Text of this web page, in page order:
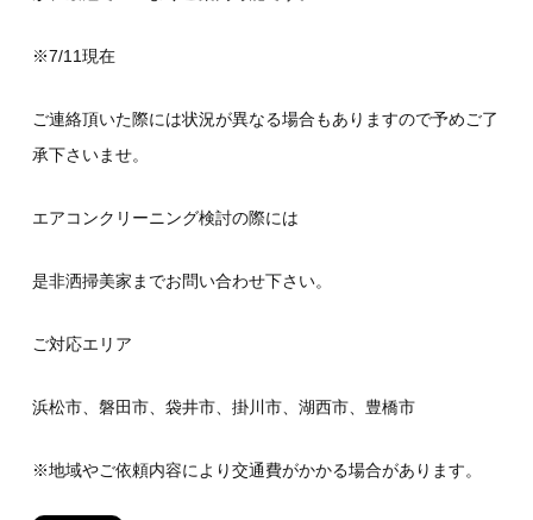
※7/11現在
ご連絡頂いた際には状況が異なる場合もありますので予めご了
承下さいませ。
エアコンクリーニング検討の際には
是非洒掃美家までお問い合わせ下さい。
ご対応エリア
浜松市、磐田市、袋井市、掛川市、湖西市、豊橋市
※地域やご依頼内容により交通費がかかる場合があります。